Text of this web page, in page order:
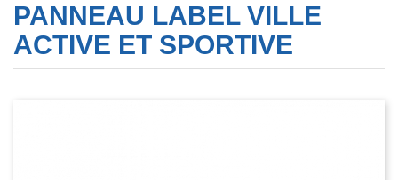
PANNEAU LABEL VILLE
ACTIVE ET SPORTIVE